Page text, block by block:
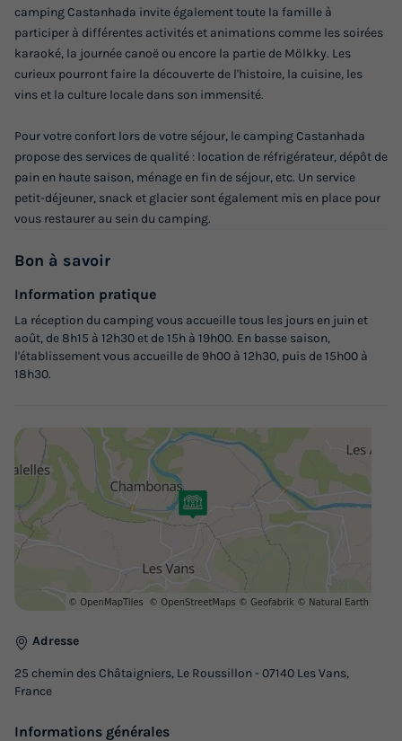
492 €
Voir les logements
camping Castanhada invite également toute la famille à
participer à différentes activités et animations comme les soirées
karaoké, la journée canoë ou encore la partie de Mölkky. Les
curieux pourront faire la découverte de l'histoire, la cuisine, les
vins et la culture locale dans son immensité.
Pour votre confort lors de votre séjour, le camping Castanhada
propose des services de qualité : location de réfrigérateur, dépôt de
pain en haute saison, ménage en fin de séjour, etc. Un service
petit-déjeuner, snack et glacier sont également mis en place pour
vous restaurer au sein du camping.
Bon à savoir
Information pratique
La réception du camping vous accueille tous les jours en juin et
août, de 8h15 à 12h30 et de 15h à 19h00. En basse saison,
l'établissement vous accueille de 9h00 à 12h30, puis de 15h00 à
18h30.
Adresse
25 chemin des Châtaigniers, Le Roussillon - 07140 Les Vans,
France
Informations générales